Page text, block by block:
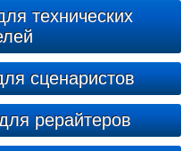
технических
сценаристов
рерайтеров